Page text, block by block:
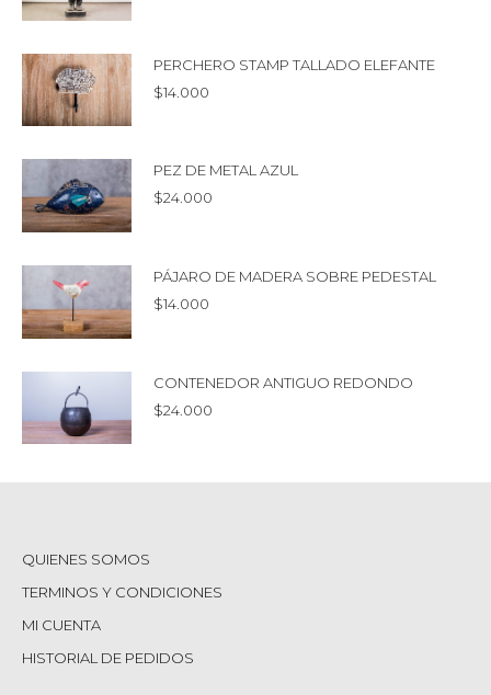
PERCHERO STAMP TALLADO ELEFANTE
$14.000
PEZ DE METAL AZUL
$24.000
PÁJARO DE MADERA SOBRE PEDESTAL
$14.000
CONTENEDOR ANTIGUO REDONDO
$24.000
QUIENES SOMOS
TERMINOS Y CONDICIONES
MI CUENTA
HISTORIAL DE PEDIDOS